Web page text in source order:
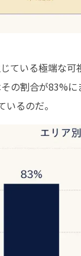
ている極端な
の割合が83%
るのだ。